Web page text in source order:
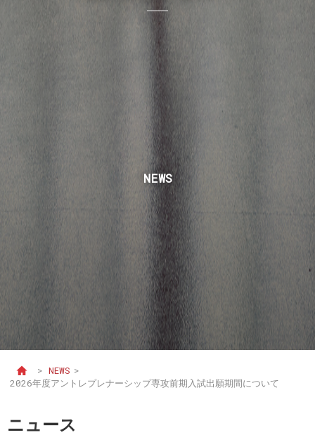
NEWS
> NEWS >
2026年度アントレプレナーシップ専攻前期入試出願期間について
ニュース